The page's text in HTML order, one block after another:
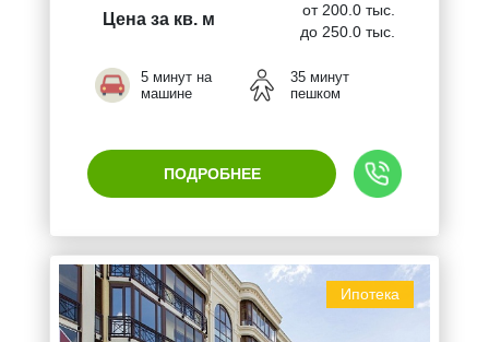
Цена за кв. м
от 200.0 тыс.
до 250.0 тыс.
5 минут на
машине
35 минут
пешком
ПОДРОБНЕЕ
Ипотека